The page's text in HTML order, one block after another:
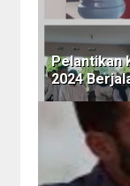
Pelantikan
2024